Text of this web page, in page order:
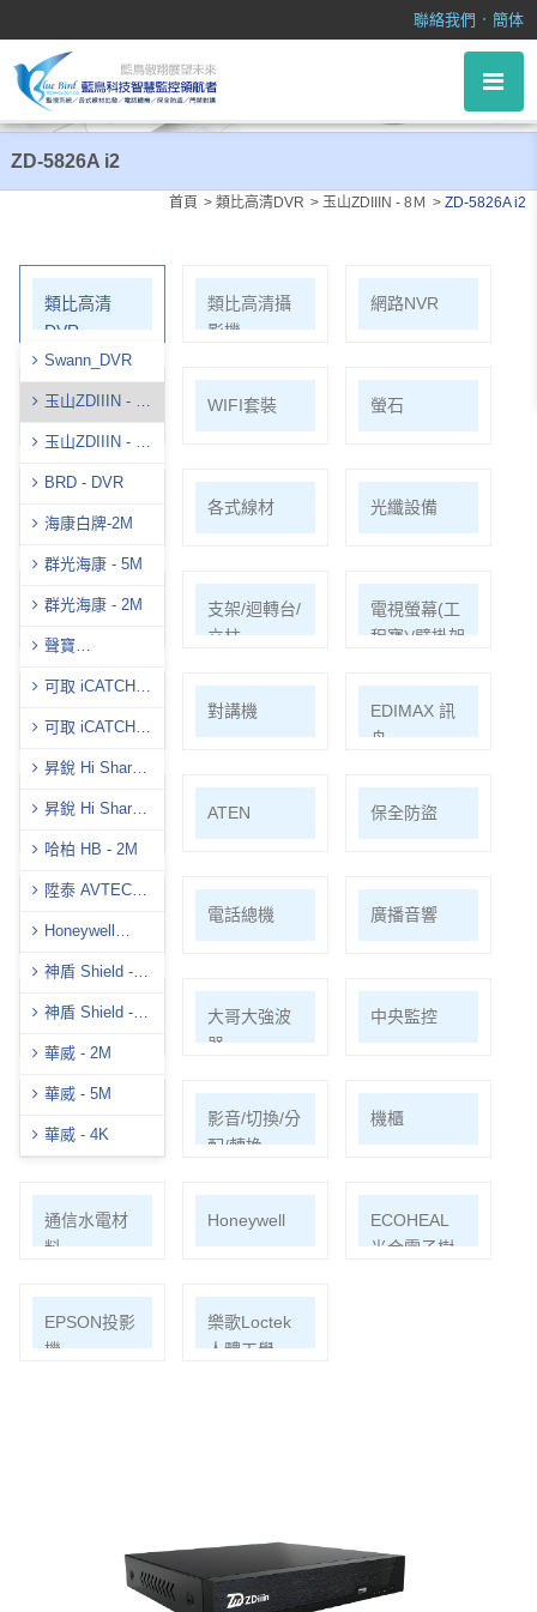
聯絡我們 ． 簡体
ZD-5826A i2
首頁 類比高清DVR 玉山ZDIIIN - 8Ｍ ZD-5826A i2
類比高清
DVR
Swann_DVR
玉山ZDIIIN - 8
Ｍ
玉山ZDIIIN - 5
BRD - DVR
海康白牌-2M
群光海康 - 5M
群光海康 - 2M
聲寶
可取 iCATCH -
可取 iCATCH -
昇銳 Hi Sharp -
昇銳 Hi Sharp-
哈柏 HB - 2M
陞泰 AVTECH -
Honeywell
神盾 Shield -
神盾 Shield -
華威 - 2M
華威 - 5M
華威 - 4K
類比高清攝
影機
網路NVR
網路攝影機 WIFI套裝 螢石
各式線材 光纖設備
耗材/手工具/
接頭/漏電盒
支架/迴轉台/
立柱
電視螢幕(工
程寶)/壁掛架
對講機
EDIMAX 訊
舟
PSTEK 五角 ATEN 保全防盜
電話總機 廣播音響
車道系統
大哥大強波
器
中央監控
影音/切換/分
配/轉換
機櫃
通信水電材
料
Honeywell
ECOHEAL
光合電子樹
EPSON投影
機
樂歌Loctek
人體工學